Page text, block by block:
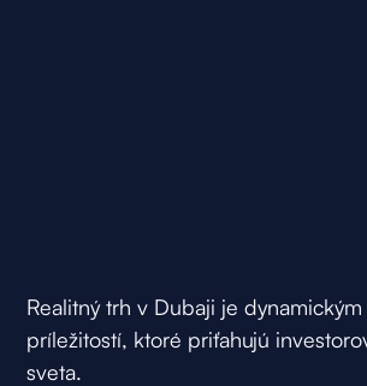
Realitný trh v Dubaji je
príležitostí, ktoré priťahujú
sveta.